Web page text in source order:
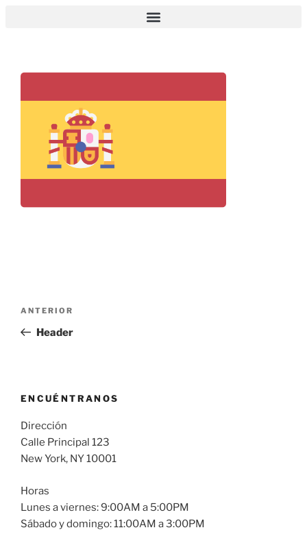
ANTERIOR
Header
ENCUÉNTRANOS
Dirección
Calle Principal 123
New York, NY 10001
Horas
Lunes a viernes: 9:00AM a 5:00PM
Sábado y domingo: 11:00AM a 3:00PM